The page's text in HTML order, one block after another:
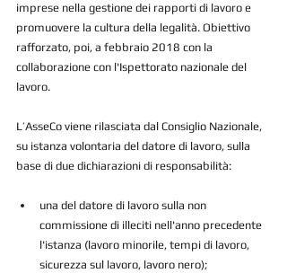
imprese nella gestione dei rapporti di lavoro e
promuovere la cultura della legalità. Obiettivo
rafforzato, poi, a febbraio 2018 con la
collaborazione con l'Ispettorato nazionale del
lavoro.
L’AsseCo viene rilasciata dal Consiglio Nazionale,
su istanza volontaria del datore di lavoro, sulla
base di due dichiarazioni di responsabilità:
una del datore di lavoro sulla non
commissione di illeciti nell'anno precedente
l'istanza (lavoro minorile, tempi di lavoro,
sicurezza sul lavoro, lavoro nero);